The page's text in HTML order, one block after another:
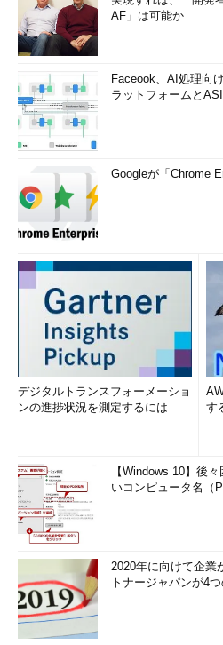
（FQDN） を記入する
「ポート」と「セキュリティ
「 587／SSL」「465／TLS」
「ユーザー名」には、メール
含めるサーバーもあれば、含
サポート情報などをよく確認す
どうしても接続に失敗する場合は
を選ぶところで、［
ードを進める。この場合、細かい
ーによってメールが遮断（隔離）
信するメーラーによっては差出人欄
併記されたりすることがある。
さて、SMTPサーバーとの接続に
アドレス宛てに次のような確認の
れは、誤って別のメールアドレスを
ドレスを勝手に差出人として追加し
ここでは、本文に記載されている
をメモしておく。
AF」は可能か
Faceook、AI処理向
ラットフォームと
Googleが「Chrome
デジタルトランスフォーメーショ
ンの進捗状況を測定するには
す
【Windows 10】後
いコンピュータ名（
2020年に向けて企業
トナージャパンが4